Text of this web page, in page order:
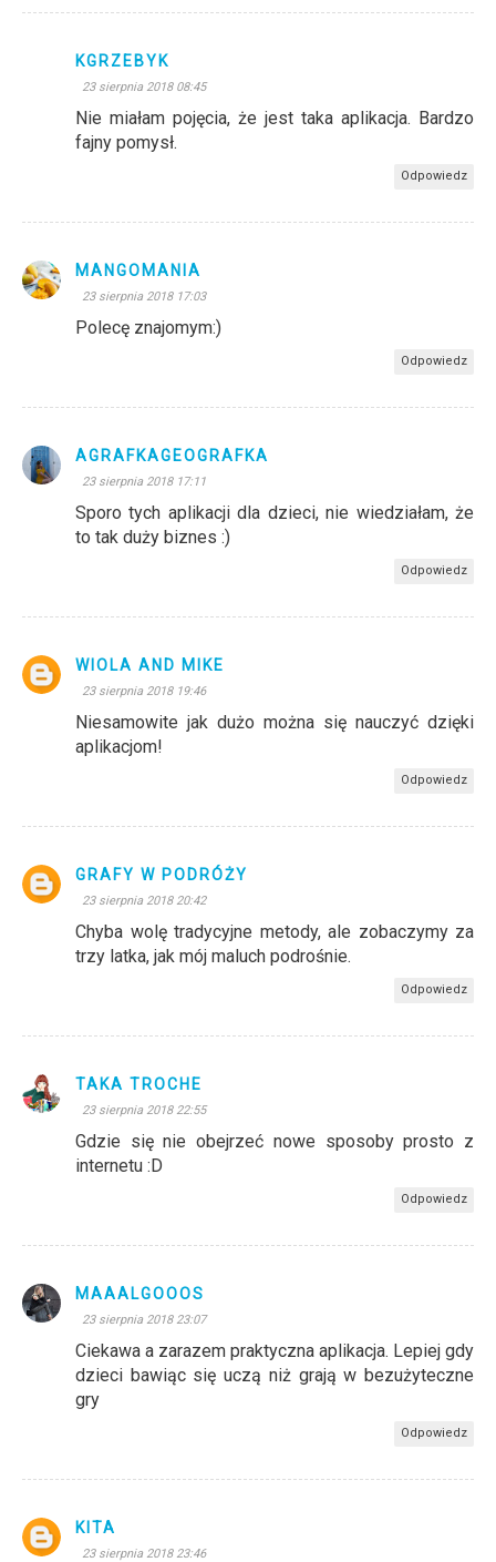
KGRZEBYK
23 sierpnia 2018 08:45
Nie miałam pojęcia, że jest taka aplikacja. Bardzo
fajny pomysł.
Odpowiedz
MANGOMANIA
23 sierpnia 2018 17:03
Polecę znajomym:)
Odpowiedz
AGRAFKAGEOGRAFKA
23 sierpnia 2018 17:11
Sporo tych aplikacji dla dzieci, nie wiedziałam, że
to tak duży biznes :)
Odpowiedz
WIOLA AND MIKE
23 sierpnia 2018 19:46
Niesamowite jak dużo można się nauczyć dzięki
aplikacjom!
Odpowiedz
GRAFY W PODRÓŻY
23 sierpnia 2018 20:42
Chyba wolę tradycyjne metody, ale zobaczymy za
trzy latka, jak mój maluch podrośnie.
Odpowiedz
TAKA TROCHE
23 sierpnia 2018 22:55
Gdzie się nie obejrzeć nowe sposoby prosto z
internetu :D
Odpowiedz
MAAALGOOOS
23 sierpnia 2018 23:07
Ciekawa a zarazem praktyczna aplikacja. Lepiej gdy
dzieci bawiąc się uczą niż grają w bezużyteczne
gry
Odpowiedz
KITA
23 sierpnia 2018 23:46